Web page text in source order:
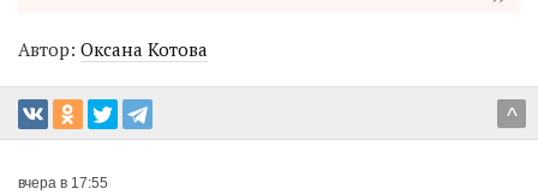
Автор: Оксана Котова
^
вчера в 17:55